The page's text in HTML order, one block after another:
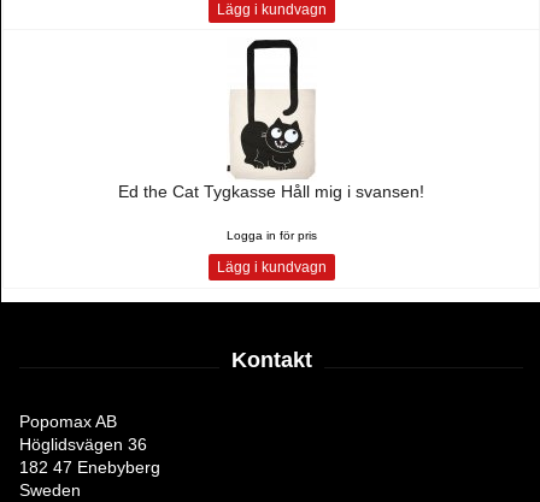
Lägg i kundvagn
Ed the Cat Tygkasse Håll mig i svansen!
Logga in för pris
Lägg i kundvagn
Kontakt
Popomax AB
Höglidsvägen 36
182 47 Enebyberg
Sweden